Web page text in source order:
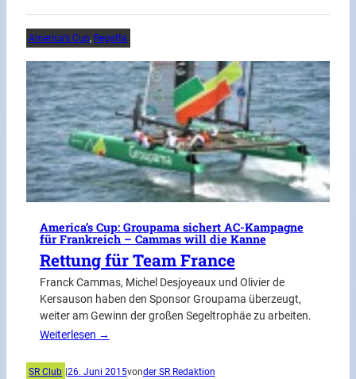
America’s Cup, Regatta
America’s Cup: Groupama sichert AC-Kampagne
für Frankreich – Cammas will die Kanne
Rettung für Team France
Franck Cammas, Michel Desjoyeaux und Olivier de
Kersauson haben den Sponsor Groupama überzeugt,
weiter am Gewinn der großen Segeltrophäe zu arbeiten.
Weiterlesen →
SR Club 26. Juni 2015vonder SR Redaktion